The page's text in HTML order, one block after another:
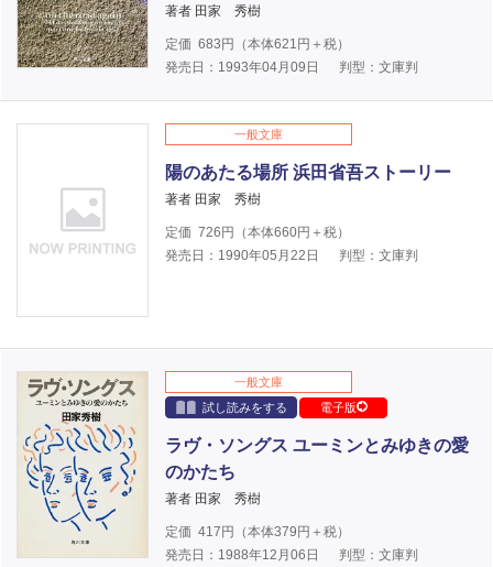
著者 田家 秀樹
定価 683 円（本体621 円＋税）
発売日：1993年04月09日
判型：文庫判
一般文庫
陽のあたる場所 浜田省吾ストーリー
著者 田家 秀樹
定価 726 円（本体660円＋税）
発売日：1990年05月22日
判型：文庫判
一般文庫
試し読みをする
電子版
ラヴ・ソングス ユーミンとみゆきの愛
のかたち
著者 田家 秀樹
定価 417 円（本体379 円＋税）
発売日：1988年12月06日
判型：文庫判